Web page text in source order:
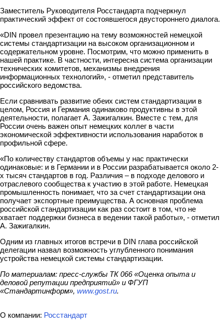
Заместитель Руководителя Росстандарта подчеркнул
практический эффект от состоявшегося двустороннего диалога.
«DIN провел презентацию на тему возможностей немецкой
системы стандартизации на высоком организационном и
содержательном уровне. Посмотрим, что можно применить в
нашей практике. В частности, интересна система организации
технических комитетов, механизмы внедрения
информационных технологий», - отметил представитель
российского ведомства.
Если сравнивать развитие обеих систем стандартизации в
целом, Россия и Германия одинаково продуктивны в этой
деятельности, полагает А. Зажигалкин. Вместе с тем, для
России очень важен опыт немецких коллег в части
экономической эффективности использования наработок в
профильной сфере.
«По количеству стандартов объемы у нас практически
одинаковые: и в Германии и в России разрабатывается около 2-
х тысяч стандартов в год. Различия – в подходе делового и
отраслевого сообщества к участию в этой работе. Немецкая
промышленность понимает, что за счет стандартизации она
получает экспортные преимущества. А основная проблема
российской стандартизации как раз состоит в том, что не
хватает поддержки бизнеса в ведении такой работы», - отметил
А. Зажигалкин.
Одним из главных итогов встречи в DIN глава российской
делегации назвал возможность углубленного понимания
устройства немецкой системы стандартизации.
По материалам: пресс-службы ТК 066 «Оценка опыта и
деловой репутации предприятий» и ФГУП
«Стандартинформ», www.gost.ru.
О компании: Росстандарт